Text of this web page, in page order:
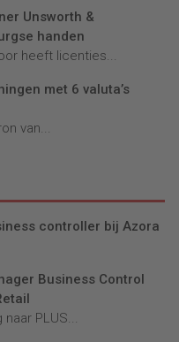
Unsworth &
handen
heeft licenties...
met 6 valuta’s
van...
controller bij Azora
Business Control
PLUS...